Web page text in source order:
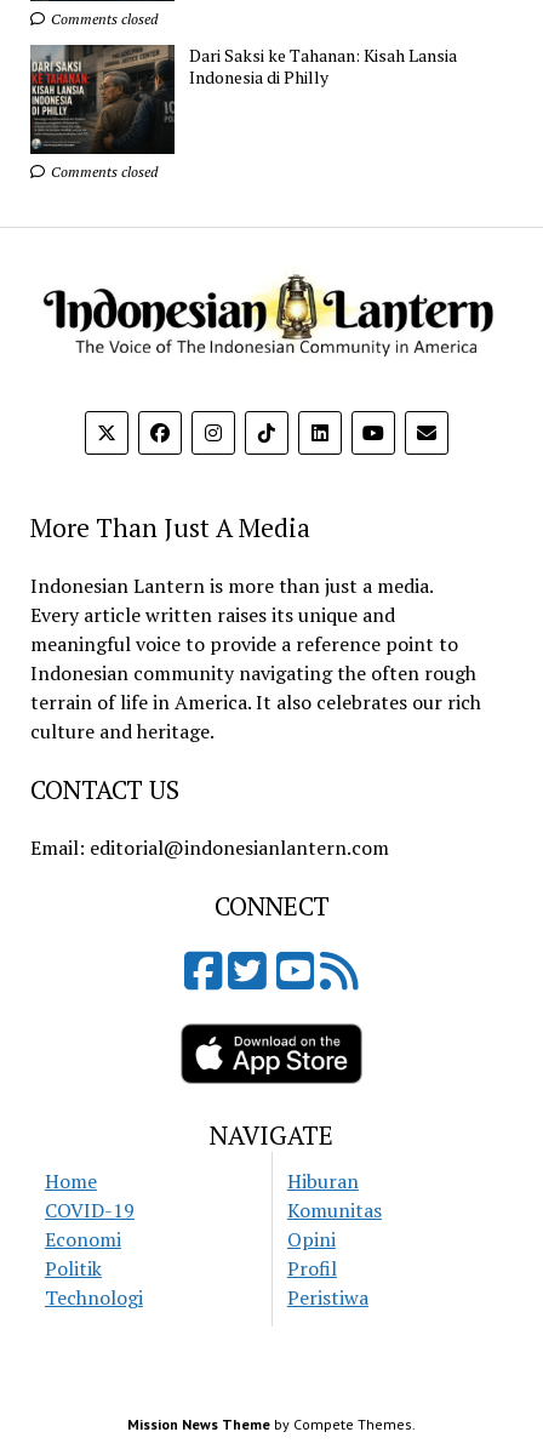
Comments closed
Dari Saksi ke Tahanan: Kisah Lansia
Indonesia di Philly
Comments closed
More Than Just A Media
Indonesian Lantern is more than just a media.
Every article written raises its unique and
meaningful voice to provide a reference point to
Indonesian community navigating the often rough
terrain of life in America. It also celebrates our rich
culture and heritage.
CONTACT US
Email: editorial@indonesianlantern.com
CONNECT
NAVIGATE
Home
COVID-19
Economi
Politik
Technologi
Hiburan
Komunitas
Opini
Profil
Peristiwa
Mission News Theme by Compete Themes.